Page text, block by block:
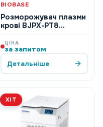
BIOBASE
Розморожувач плазми
крові BJPX-PT8
ЦІНА
за запитом
Детальніше
ХІТ